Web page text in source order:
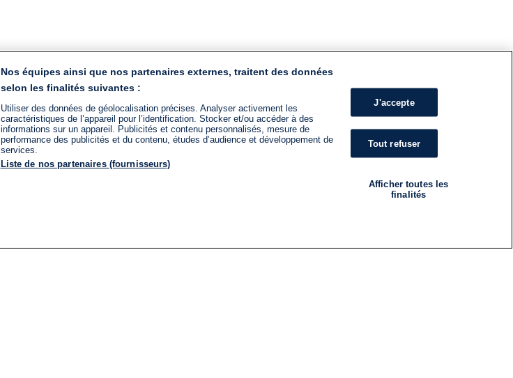
Nos équipes ainsi que nos partenaires externes, traitent des données
selon les finalités suivantes :
Utiliser des données de géolocalisation précises. Analyser activement les
caractéristiques de l’appareil pour l’identification. Stocker et/ou accéder à des
informations sur un appareil. Publicités et contenu personnalisés, mesure de
performance des publicités et du contenu, études d’audience et développement de
services.
Liste de nos partenaires (fournisseurs)
J'accepte
Tout refuser
Afficher toutes les
finalités